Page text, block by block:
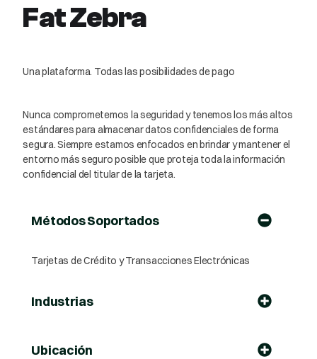
Fat Zebra
Una plataforma. Todas las posibilidades de pago
Nunca comprometemos la seguridad y tenemos los más altos
estándares para almacenar datos confidenciales de forma
segura. Siempre estamos enfocados en brindar y mantener el
entorno más seguro posible que proteja toda la información
confidencial del titular de la tarjeta.
Métodos Soportados
Tarjetas de Crédito y Transacciones Electrónicas
Industrias
Ubicación